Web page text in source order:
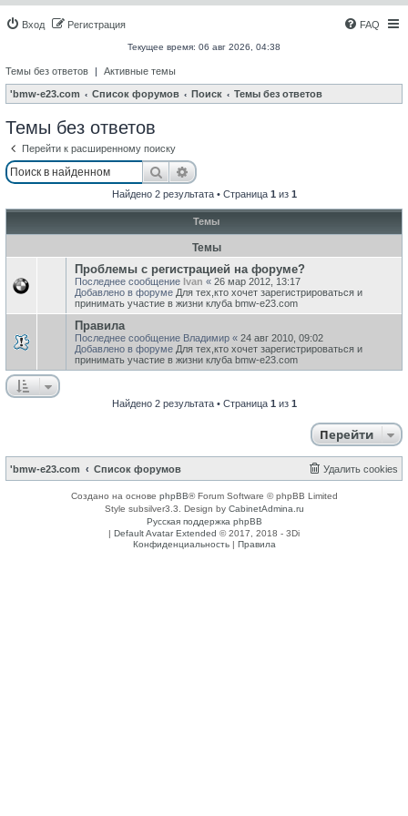
Вход Регистрация FAQ
Текущее время: 06 авг 2026, 04:38
Темы без ответов | Активные темы
'bmw-e23.com Список форумов Поиск Темы без ответов
Темы без ответов
Перейти к расширенному поиску
ПоискРасширенный поиск
Найдено 2 результата • Страница 1 из 1
Темы
Темы
Проблемы с регистрацией на форуме?
Последнее сообщение Ivan « 26 мар 2012, 13:17
Добавлено в форуме Для тех,кто хочет зарегистрироваться и
принимать участие в жизни клуба bmw-e23.com
Правила
Последнее сообщение Владимир « 24 авг 2010, 09:02
Добавлено в форуме Для тех,кто хочет зарегистрироваться и
принимать участие в жизни клуба bmw-e23.com
Найдено 2 результата • Страница 1 из 1
Перейти
'bmw-e23.com Список форумов Удалить cookies
Создано на основе phpBB® Forum Software © phpBB Limited
Style subsilver3.3. Design by CabinetAdmina.ru
Русская поддержка phpBB
| Default Avatar Extended © 2017, 2018 - 3Di
Конфиденциальность| Правила